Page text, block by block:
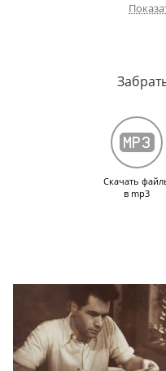
Характер и манеры Р. Б.
выступление во время
студенты. Обратная
Вепринцева,
Вепринцева к Кобе (И. В.
семьи после революции:
судьба брата П. А.
доклад в КЮБЗ; поступление
за птицами в проливах
в июле 1951 г., лагерь,
научная деятельность и
на работу в Институт
Создание
биологических материалов.
Дружба с англичанами.
Скачать
в mp3